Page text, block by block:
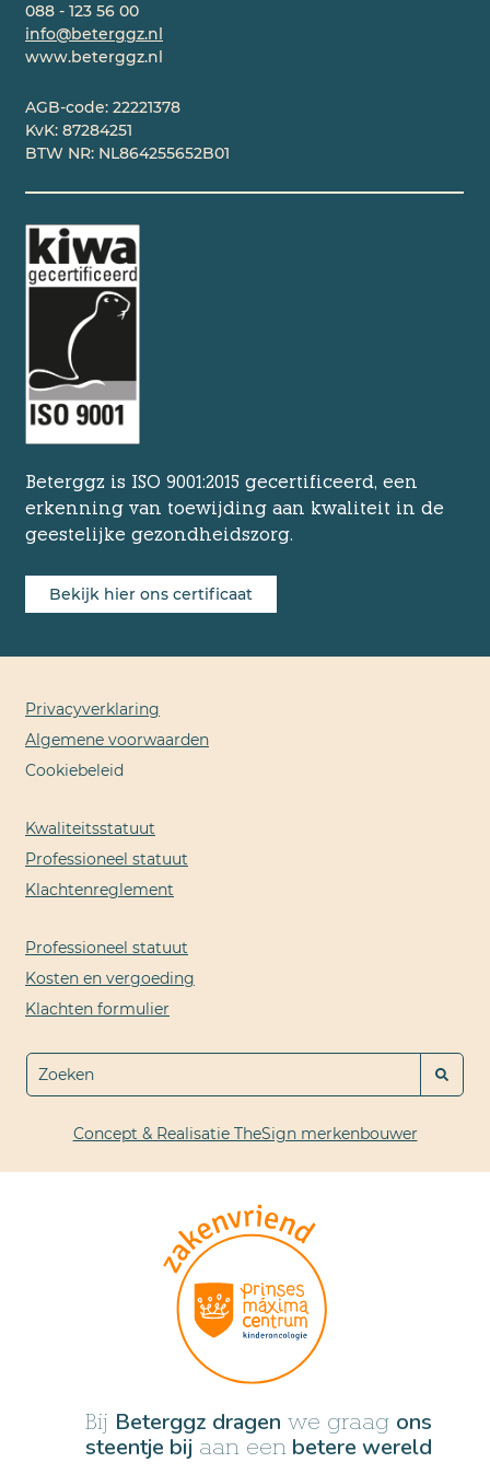
088 - 123 56 00
info@beterggz.nl
www.beterggz.nl
AGB-code: 22221378
KvK: 87284251
BTW NR: NL864255652B01
Beterggz is ISO 9001:2015 gecertificeerd, een
erkenning van toewijding aan kwaliteit in de
geestelijke gezondheidszorg.
Bekijk hier ons certificaat
Privacyverklaring
Algemene voorwaarden
Cookiebeleid
Kwaliteitsstatuut
Professioneel statuut
Klachtenreglement
Professioneel statuut
Kosten en vergoeding
Klachten formulier
Concept & Realisatie TheSign merkenbouwer
Bij Beterggz dragen we graag ons
steentje bij aan eenbetere wereld